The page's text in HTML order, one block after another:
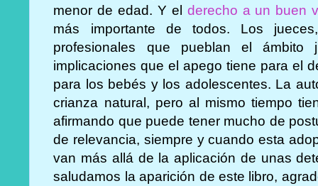
menor de edad. Y el derecho a un buen
más importante de todos. Los
profesionales que pueblan el
implicaciones que el apego tiene para el
para los bebés y los adolescentes. La
crianza natural, pero al mismo tiempo
afirmando que puede tener mucho de
de relevancia, siempre y cuando esta
van más allá de la aplicación de unas
saludamos la aparición de este libro,